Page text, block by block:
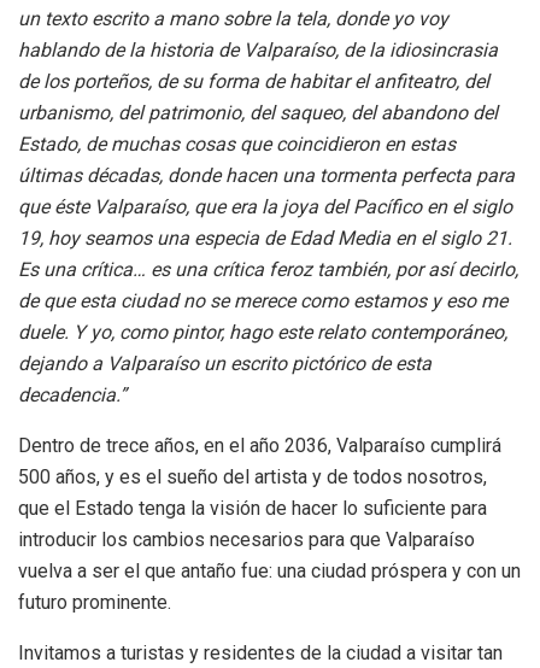
un texto escrito a mano sobre la tela, donde yo voy
hablando de la historia de Valparaíso, de la idiosincrasia
de los porteños, de su forma de habitar el anfiteatro, del
urbanismo, del patrimonio, del saqueo, del abandono del
Estado, de muchas cosas que coincidieron en estas
últimas décadas, donde hacen una tormenta perfecta para
que éste Valparaíso, que era la joya del Pacífico en el siglo
19, hoy seamos una especia de Edad Media en el siglo 21.
Es una crítica… es una crítica feroz también, por así decirlo,
de que esta ciudad no se merece como estamos y eso me
duele. Y yo, como pintor, hago este relato contemporáneo,
dejando a Valparaíso un escrito pictórico de esta
decadencia.”
Dentro de trece años, en el año 2036, Valparaíso cumplirá
500 años, y es el sueño del artista y de todos nosotros,
que el Estado tenga la visión de hacer lo suficiente para
introducir los cambios necesarios para que Valparaíso
vuelva a ser el que antaño fue: una ciudad próspera y con un
futuro prominente.
Invitamos a turistas y residentes de la ciudad a visitar tan